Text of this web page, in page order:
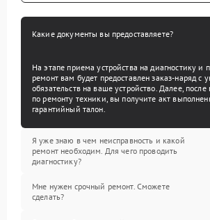
Какие документы вы предоставляете?
На этапе приема устройства на диагностику и
ремонт вам будет предоставлен заказ-наряд с
обязательств на ваше устройство. Далее,
по ремонту техники, вы получите акт
гарантийный талон.
Я уже знаю в чем неисправность и какой
ремонт необходим. Для чего проводить
диагностику?
Мне нужен срочный ремонт. Сможете
сделать?